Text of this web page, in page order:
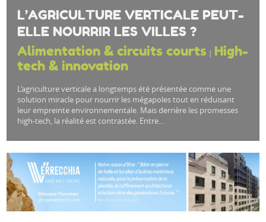
L’AGRICULTURE VERTICALE PEUT-
ELLE NOURRIR LES VILLES ?
Alimentation & circuits courts | High-
tech & innovation
L’agriculture verticale a longtemps été présentée comme une
solution miracle pour nourrir les mégapoles tout en réduisant
leur empreinte environnementale. Mais derrière les promesses
high-tech, la réalité est contrastée. Entre…